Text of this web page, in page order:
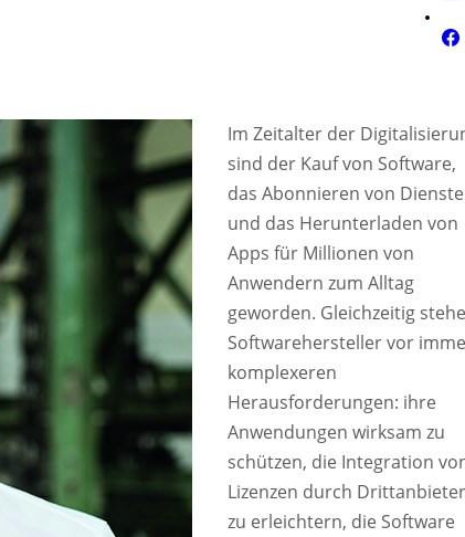
Im Zeitalter der
sind der Kauf von Software,
das Abonnieren von
und das Herunterladen von
Apps für Millionen von
Anwendern zum Alltag
geworden. Gleichzeitig
Softwarehersteller vor
komplexeren
Herausforderungen: ihre
Anwendungen wirksam zu
schützen, die Integration
Lizenzen durch Drittanbieter
zu erleichtern, die Software